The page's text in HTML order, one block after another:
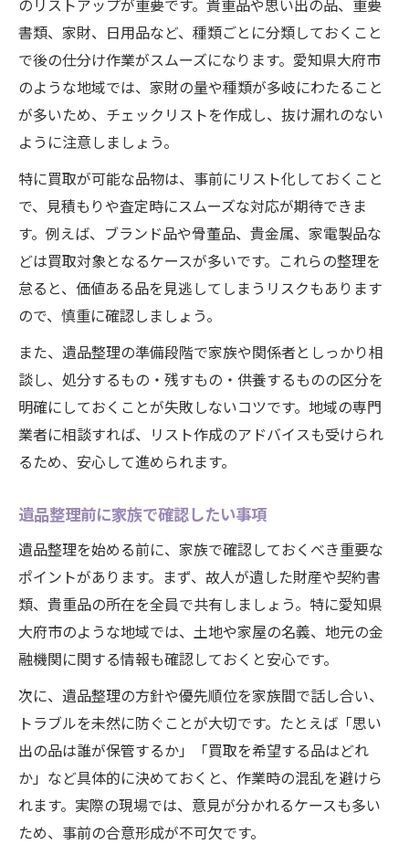
のリストアップが重要です。貴重品や思い出の品、重要
書類、家財、日用品など、種類ごとに分類しておくこと
で後の仕分け作業がスムーズになります。愛知県大府市
のような地域では、家財の量や種類が多岐にわたること
が多いため、チェックリストを作成し、抜け漏れのない
ように注意しましょう。
特に買取が可能な品物は、事前にリスト化しておくこと
で、見積もりや査定時にスムーズな対応が期待できま
す。例えば、ブランド品や骨董品、貴金属、家電製品な
どは買取対象となるケースが多いです。これらの整理を
怠ると、価値ある品を見逃してしまうリスクもあります
ので、慎重に確認しましょう。
また、遺品整理の準備段階で家族や関係者としっかり相
談し、処分するもの・残すもの・供養するものの区分を
明確にしておくことが失敗しないコツです。地域の専門
業者に相談すれば、リスト作成のアドバイスも受けられ
るため、安心して進められます。
遺品整理前に家族で確認したい事項
遺品整理を始める前に、家族で確認しておくべき重要な
ポイントがあります。まず、故人が遺した財産や契約書
類、貴重品の所在を全員で共有しましょう。特に愛知県
大府市のような地域では、土地や家屋の名義、地元の金
融機関に関する情報も確認しておくと安心です。
次に、遺品整理の方針や優先順位を家族間で話し合い、
トラブルを未然に防ぐことが大切です。たとえば「思い
出の品は誰が保管するか」「買取を希望する品はどれ
か」など具体的に決めておくと、作業時の混乱を避けら
れます。実際の現場では、意見が分かれるケースも多い
ため、事前の合意形成が不可欠です。